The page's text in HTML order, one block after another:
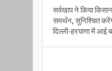
​सर्वखाप ने किया
समर्थन, सुनिश्चित
दिल्ली-हरयाणा में आई